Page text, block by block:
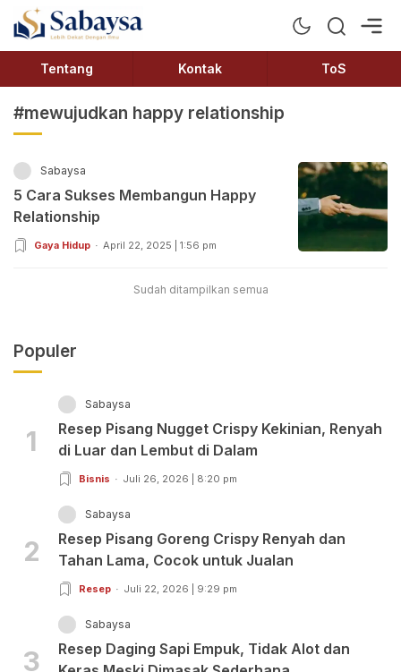
Sabaysa
Lebih Dekat Dengan Ilmu
Tentang Kontak ToS
#mewujudkan happy relationship
Sabaysa
5 Cara Sukses Membangun Happy
Relationship
Gaya Hidup April 22, 2025 | 1:56 pm
Sudah ditampilkan semua
Populer
1
Sabaysa
Resep Pisang Nugget Crispy Kekinian, Renyah
di Luar dan Lembut di Dalam
Bisnis Juli 26, 2026 | 8:20 pm
2
Sabaysa
Resep Pisang Goreng Crispy Renyah dan
Tahan Lama, Cocok untuk Jualan
Resep Juli 22, 2026 | 9:29 pm
3
Sabaysa
Resep Daging Sapi Empuk, Tidak Alot dan